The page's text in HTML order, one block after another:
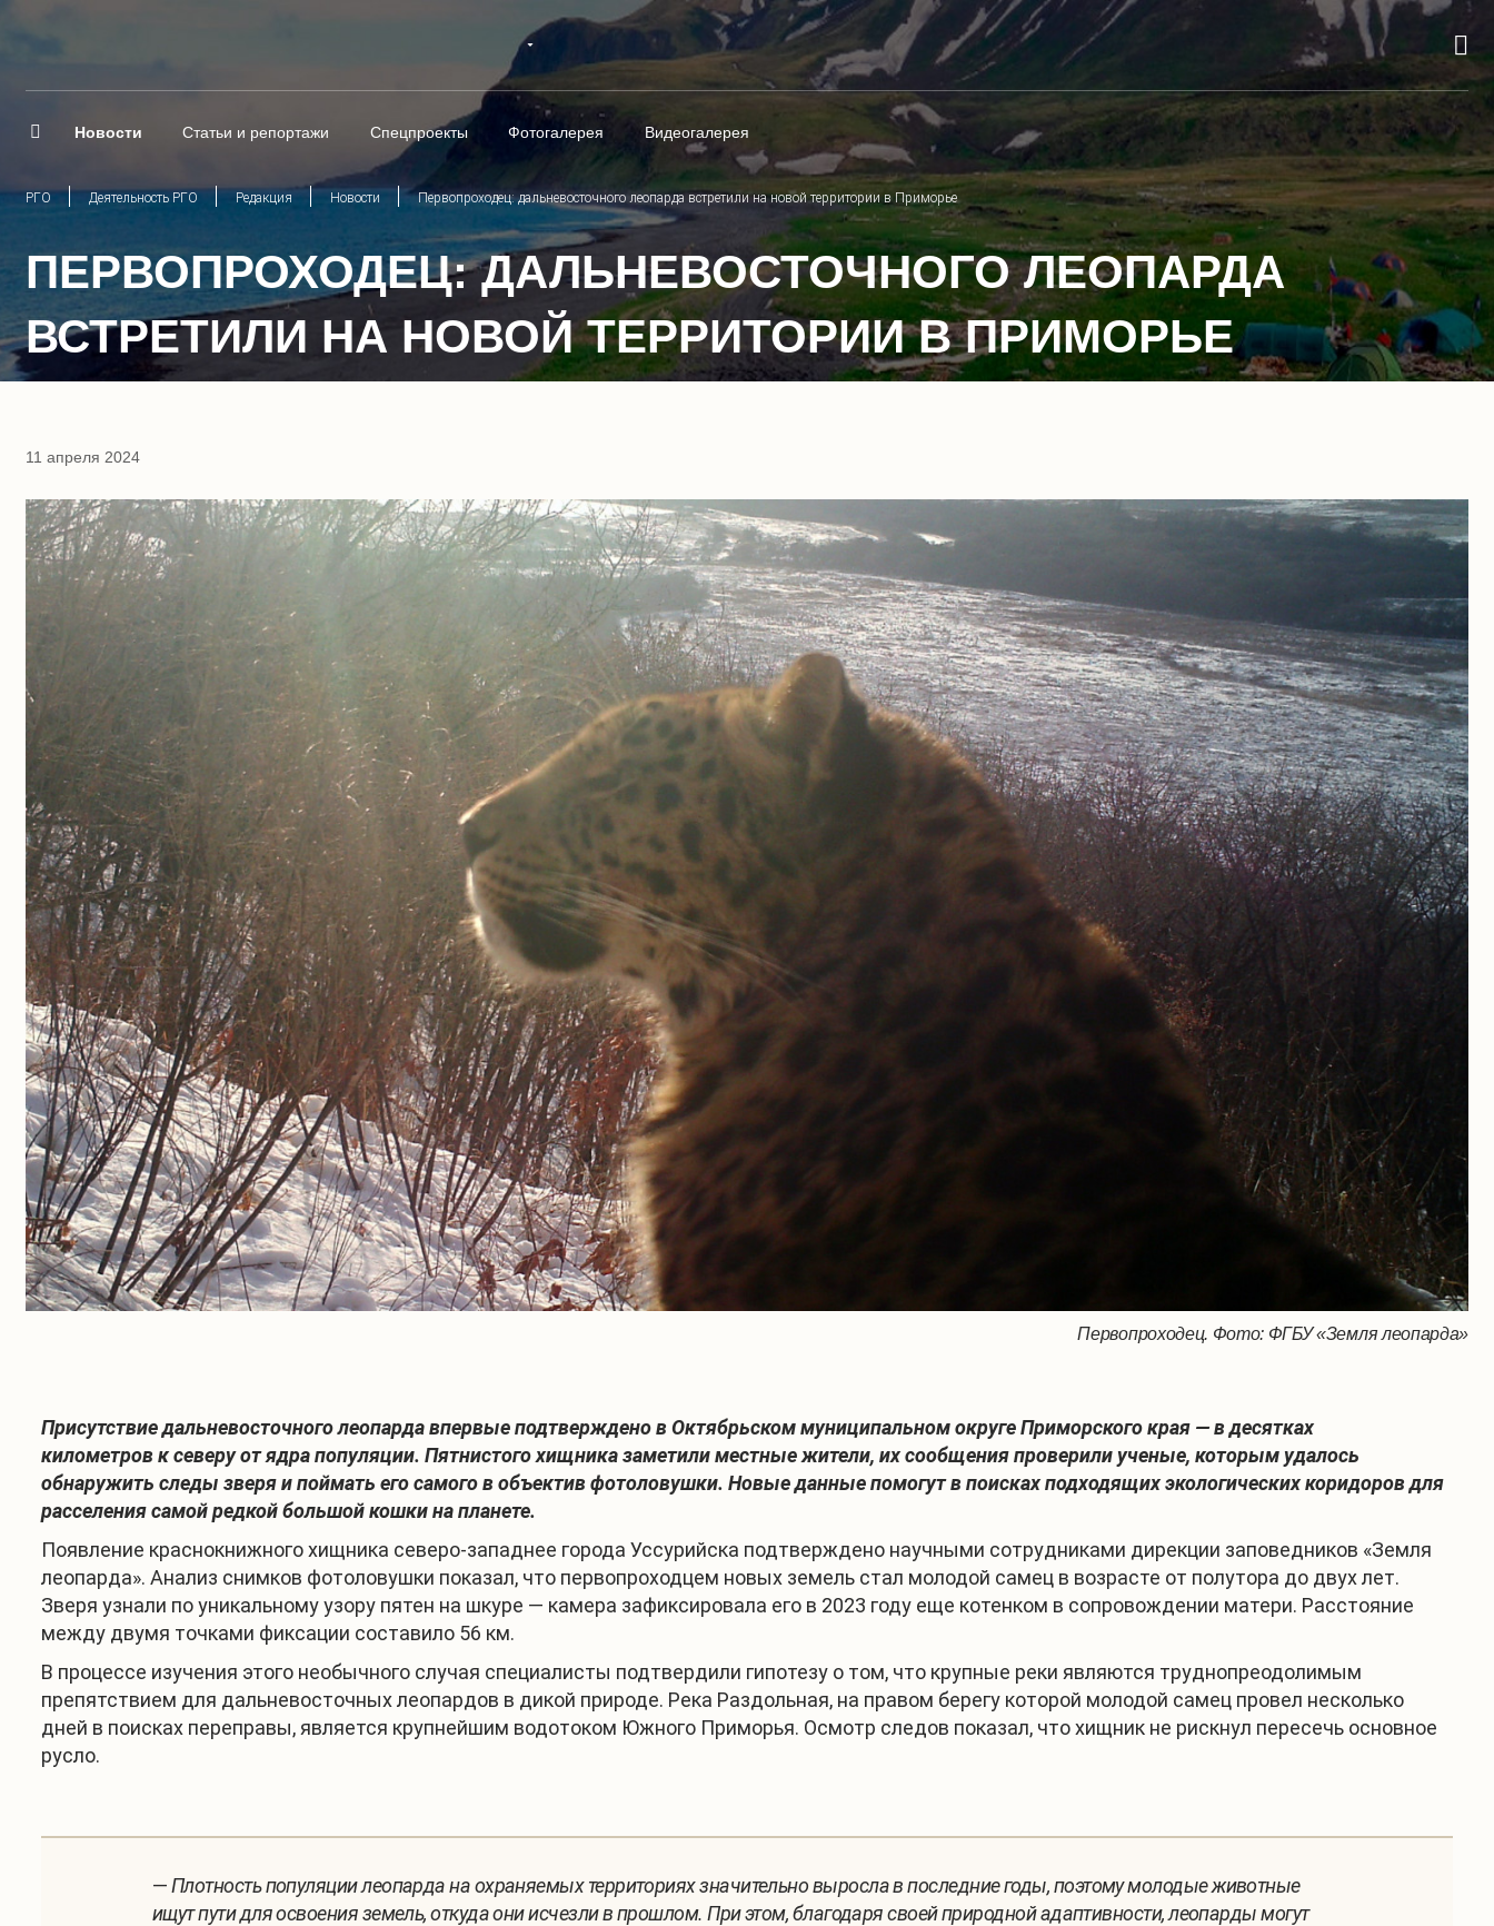
Новости Статьи и репортажи Спецпроекты Фотогалерея Видеогалерея
РГО Деятельность РГО Редакция Новости Первопроходец: дальневосточного леопарда встретили на новой территории в Приморье
ПЕРВОПРОХОДЕЦ: ДАЛЬНЕВОСТОЧНОГО ЛЕОПАРДА
ВСТРЕТИЛИ НА НОВОЙ ТЕРРИТОРИИ В ПРИМОРЬЕ
11 апреля 2024
Первопроходец. Фото: ФГБУ «Земля леопарда»
Присутствие дальневосточного леопарда впервые подтверждено в Октябрьском муниципальном округе Приморского края — в десятках
километров к северу от ядра популяции. Пятнистого хищника заметили местные жители, их сообщения проверили ученые, которым удалось
обнаружить следы зверя и поймать его самого в объектив фотоловушки. Новые данные помогут в поисках подходящих экологических коридоров для
расселения самой редкой большой кошки на планете.
Появление краснокнижного хищника северо-западнее города Уссурийска подтверждено научными сотрудниками дирекции заповедников «Земля
леопарда». Анализ снимков фотоловушки показал, что первопроходцем новых земель стал молодой самец в возрасте от полутора до двух лет.
Зверя узнали по уникальному узору пятен на шкуре — камера зафиксировала его в 2023 году еще котенком в сопровождении матери. Расстояние
между двумя точками фиксации составило 56 км.
В процессе изучения этого необычного случая специалисты подтвердили гипотезу о том, что крупные реки являются труднопреодолимым
препятствием для дальневосточных леопардов в дикой природе. Река Раздольная, на правом берегу которой молодой самец провел несколько
дней в поисках переправы, является крупнейшим водотоком Южного Приморья. Осмотр следов показал, что хищник не рискнул пересечь основное
русло.
—Плотность популяции леопарда на охраняемых территориях значительно выросла в последние годы, поэтому молодые животные
ищут пути для освоения земель, откуда они исчезли в прошлом. При этом, благодаря своей природной адаптивности, леопарды могут